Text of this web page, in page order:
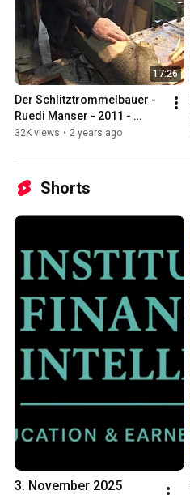
17:26
Der Schlitztrommelbauer -
Ruedi Manser - 2011 -
Oltingen
32K views • 2 years ago
Shorts
3. November 2025